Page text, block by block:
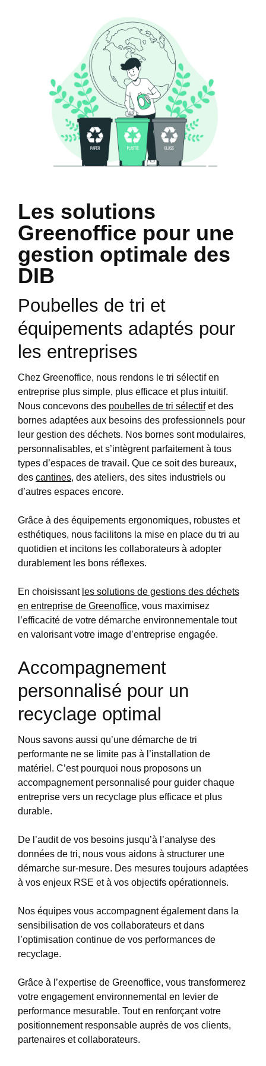
Les solutions
Greenoffice pour une
gestion optimale des
DIB
Poubelles de tri et
équipements adaptés pour
les entreprises
Chez Greenoffice, nous rendons le tri sélectif en
entreprise plus simple, plus efficace et plus intuitif.
Nous concevons des poubelles de tri sélectifet des
bornes adaptées aux besoins des professionnels pour
leur gestion des déchets. Nos bornes sont modulaires,
personnalisables, et s’intègrent parfaitement à tous
types d’espaces de travail. Que ce soit des bureaux,
des cantines, des ateliers, des sites industriels ou
d’autres espaces encore.
Grâce à des équipements ergonomiques, robustes et
esthétiques, nous facilitons la mise en place du tri au
quotidien et incitons les collaborateurs à adopter
durablement les bons réflexes.
En choisissant les solutions de gestions des déchets
en entreprise de Greenoffice, vous maximisez
l’efficacité de votre démarche environnementale tout
en valorisant votre image d’entreprise engagée.
Accompagnement
personnalisé pour un
recyclage optimal
Nous savons aussi qu’une démarche de tri
performante ne se limite pas à l’installation de
matériel. C’est pourquoi nous proposons un
accompagnement personnalisé pour guider chaque
entreprise vers un recyclage plus efficace et plus
durable.
De l’audit de vos besoins jusqu’à l’analyse des
données de tri, nous vous aidons à structurer une
démarche sur-mesure. Des mesures toujours adaptées
à vos enjeux RSE et à vos objectifs opérationnels.
Nos équipes vous accompagnent également dans la
sensibilisation de vos collaborateurs et dans
l’optimisation continue de vos performances de
recyclage.
Grâce à l’expertise de Greenoffice, vous transformerez
votre engagement environnemental en levier de
performance mesurable. Tout en renforçant votre
positionnement responsable auprès de vos clients,
partenaires et collaborateurs.